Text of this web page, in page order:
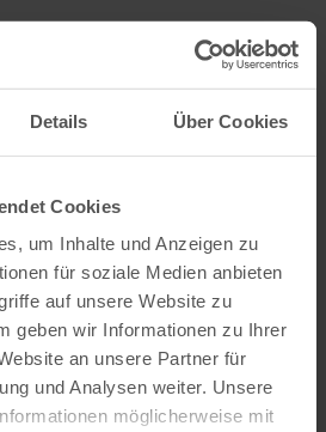
Details Über Cookies
Cookies
um Inhalte und Anzeigen zu
für soziale Medien anbieten
auf unsere Website zu
geben wir Informationen zu Ihrer
an unsere Partner für
und Analysen weiter. Unsere
möglicherweise mit
Ga naar de hoofdinhoud
Ga naar de zoekfunctie
Ga naar de hoofdnavigatie
Ga naar de voettekst
ZOEKEN MENU
is door de
op het
is als enige
de inhoud.